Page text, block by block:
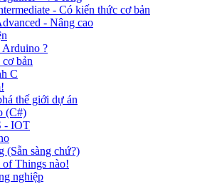
- Có kiến thức cơ bản
- Nâng cao
Arduino ?
bản
C
thế giới dự án
(C#)
- IOT
(Sẵn sàng chứ?)
of Things nào!
nghiệp